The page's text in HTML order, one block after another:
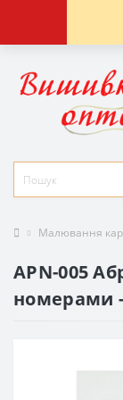
Малювання
APN-005
номерами -